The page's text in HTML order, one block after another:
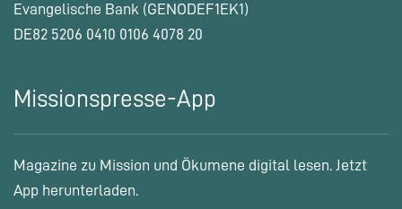
Evangelische Bank (GENODEF1EK1)
DE82 5206 0410 0106 4078 20
Missionspresse-App
Magazine zu Mission und Ökumene digital lesen. Jetzt
App herunterladen.